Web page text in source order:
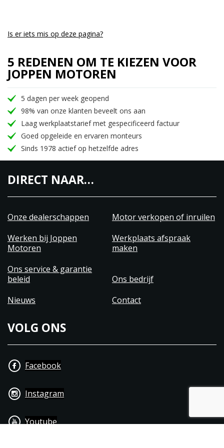
Is er iets mis op deze pagina?
5 REDENEN OM TE KIEZEN VOOR
JOPPEN MOTOREN
5 dagen per week geopend
98% van onze klanten beveelt ons aan
Laag werkplaatstarief met gespecificeerd factuur
Goed opgeleide en ervaren monteurs
Sinds 1978 actief op hetzelfde adres
DIRECT NAAR…
Onze dealerschappen
Motor verkopen of inruilen
Werken bij Joppen
Motoren
Werkplaats afspraak
maken
Ons service & garantie
beleid
Ons bedrijf
Nieuws
Contact
VOLG ONS
Facebook
Instagram
Youtube